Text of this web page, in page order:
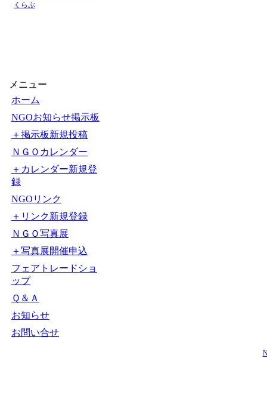
くらぶ
メニュー
ホーム
NGOお知らせ掲示板
＋掲示板新規投稿
ＮＧＯカレンダー
＋カレンダー新規登
録
NGOリンク
＋リンク新規登録
ＮＧＯ写真展
＋写真展開催申込
フェアトレードショ
ップ
Ｑ＆Ａ
お知らせ
お問い合せ